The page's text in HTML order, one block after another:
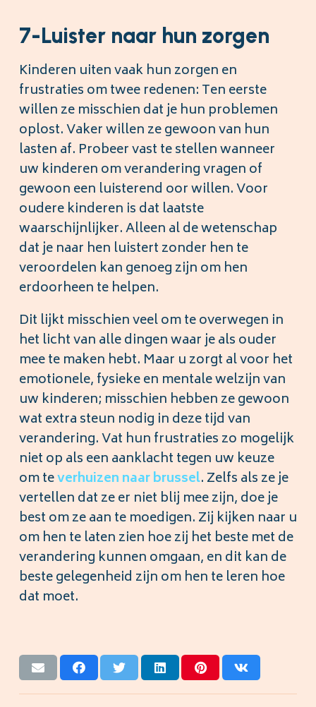
7-Luister naar hun zorgen
Kinderen uiten vaak hun zorgen en
frustraties om twee redenen: Ten eerste
willen ze misschien dat je hun problemen
oplost. Vaker willen ze gewoon van hun
lasten af. Probeer vast te stellen wanneer
uw kinderen om verandering vragen of
gewoon een luisterend oor willen. Voor
oudere kinderen is dat laatste
waarschijnlijker. Alleen al de wetenschap
dat je naar hen luistert zonder hen te
veroordelen kan genoeg zijn om hen
erdoorheen te helpen.
Dit lijkt misschien veel om te overwegen in
het licht van alle dingen waar je als ouder
mee te maken hebt. Maar u zorgt al voor het
emotionele, fysieke en mentale welzijn van
uw kinderen; misschien hebben ze gewoon
wat extra steun nodig in deze tijd van
verandering. Vat hun frustraties zo mogelijk
niet op als een aanklacht tegen uw keuze
om teverhuizen naar brussel. Zelfs als ze je
vertellen dat ze er niet blij mee zijn, doe je
best om ze aan te moedigen. Zij kijken naar u
om hen te laten zien hoe zij het beste met de
verandering kunnen omgaan, en dit kan de
beste gelegenheid zijn om hen te leren hoe
dat moet.